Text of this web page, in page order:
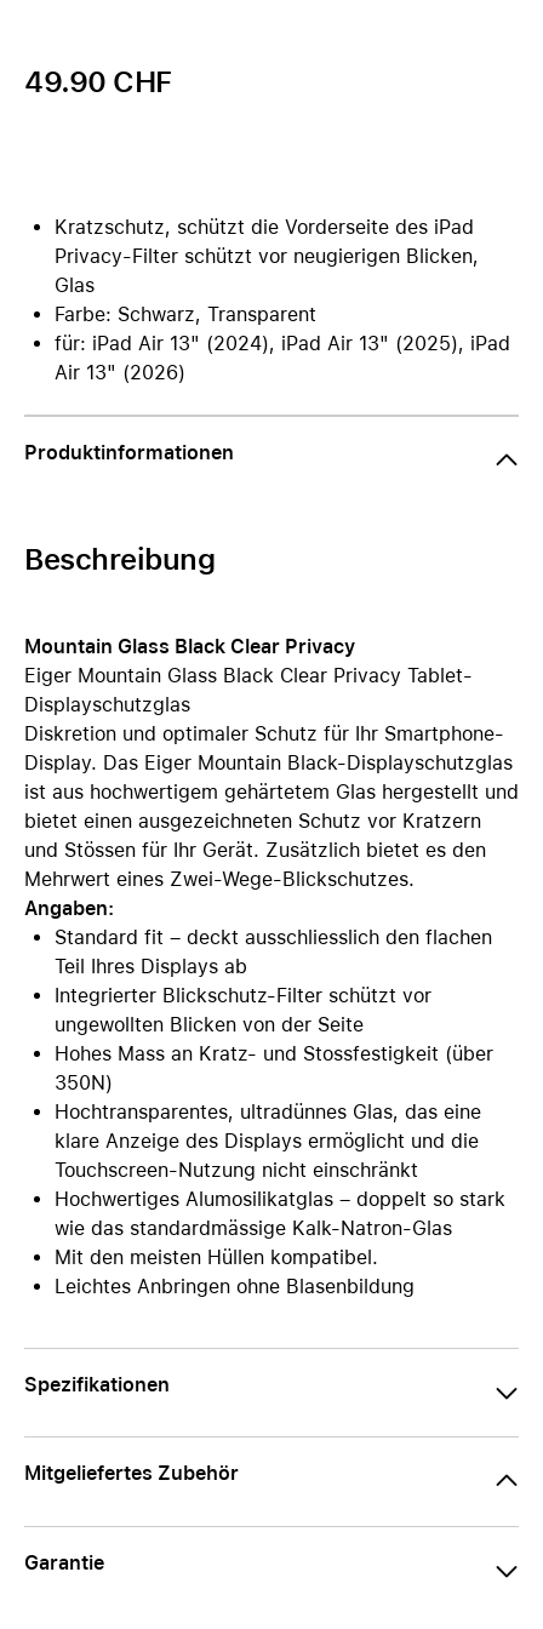
49.90 CHF
Kratzschutz, schützt die Vorderseite des iPad
Privacy-Filter schützt vor neugierigen Blicken,
Glas
Farbe: Schwarz, Transparent
für: iPad Air 13" (2024), iPad Air 13" (2025), iPad
Air 13" (2026)
Produktinformationen
Beschreibung
Mountain Glass Black Clear Privacy
Eiger Mountain Glass Black Clear Privacy Tablet-
Displayschutzglas
Diskretion und optimaler Schutz für Ihr Smartphone-
Display. Das Eiger Mountain Black-Displayschutzglas
ist aus hochwertigem gehärtetem Glas hergestellt und
bietet einen ausgezeichneten Schutz vor Kratzern
und Stössen für Ihr Gerät. Zusätzlich bietet es den
Mehrwert eines Zwei-Wege-Blickschutzes.
Angaben:
Standard fit – deckt ausschliesslich den flachen
Teil Ihres Displays ab
Integrierter Blickschutz-Filter schützt vor
ungewollten Blicken von der Seite
Hohes Mass an Kratz- und Stossfestigkeit (über
350N)
Hochtransparentes, ultradünnes Glas, das eine
klare Anzeige des Displays ermöglicht und die
Touchscreen-Nutzung nicht einschränkt
Hochwertiges Alumosilikatglas – doppelt so stark
wie das standardmässige Kalk-Natron-Glas
Mit den meisten Hüllen kompatibel.
Leichtes Anbringen ohne Blasenbildung
Spezifikationen
Mitgeliefertes Zubehör
Garantie